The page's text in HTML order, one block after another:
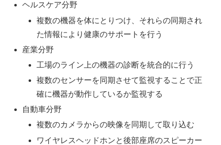
ヘルスケア分野
複数の機器を体にとりつけ、それらの同期され
た情報により健康のサポートを行う
産業分野
工場のライン上の機器の診断を統合的に行う
複数のセンサーを同期させて監視することで正
確に機器が動作しているか監視する
自動車分野
複数のカメラからの映像を同期して取り込む
ワイヤレスヘッドホンと後部座席のスピーカー